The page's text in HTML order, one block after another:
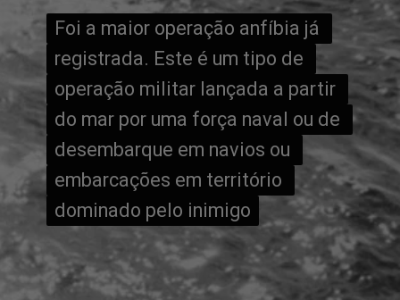
Foi a maior operação anfíbia já
registrada. Este é um tipo de
operação militar lançada a partir
do mar por uma força naval ou de
desembarque em navios ou
embarcações em território
dominado pelo inimigo
Foi a maior operação anfíbia já
registrada. Este é um tipo de
operação militar lançada a partir
do mar por uma força naval ou de
desembarque em navios ou
embarcações em território
dominado pelo inimigo